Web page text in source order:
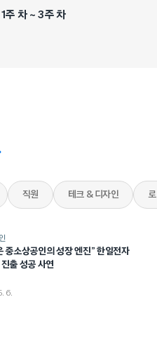
주 차 ~ 3주 차
직원 테크 & 디자인
중소상공인의 성장 엔진” 한일전자
출 성공 사연
6.